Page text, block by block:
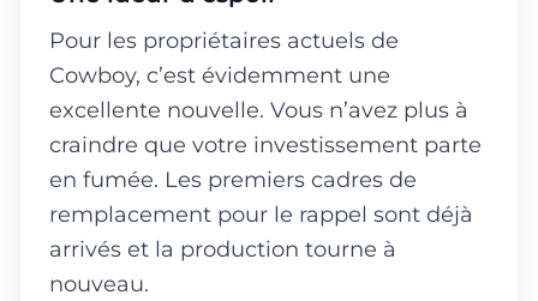
Pour les propriétaires actuels de
Cowboy, c’est évidemment une
excellente nouvelle. Vous n’avez plus à
craindre que votre investissement parte
en fumée. Les premiers cadres de
remplacement pour le rappel sont déjà
arrivés et la production tourne à
nouveau.